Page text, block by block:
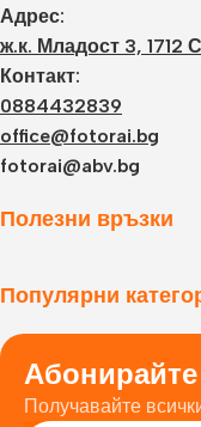
Адрес:
ж.к. Младост 3, 1712
Контакт:
0884432839
office@fotorai.bg
fotorai@abv.bg
Полезни връзки
Популярни
Получавайте